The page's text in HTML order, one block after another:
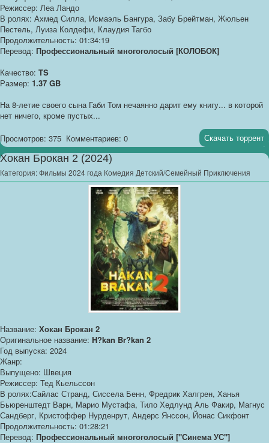
Режиссер: Леа Ландо
В ролях: Ахмед Силла, Исмаэль Бангура, Забу Брейтман, Жюльен
Пестель, Луиза Колдефи, Клаудия Тагбо
Продолжительность: 01:34:19
Перевод: Профессиональный многоголосый [КОЛОБОК]
Качество: TS
Размер: 1.37 GB
На 8-летие своего сына Габи Том нечаянно дарит ему книгу... в которой
нет ничего, кроме пустых...
Просмотров: 375 Комментариев: 0 Скачать торрент
Хокан Брокан 2 (2024)
Категория:Фильмы 2024 года Комедия Детский/Семейный Приключения
Название: Хокан Брокан 2
Оригинальное название: H?kan Br?kan 2
Год выпуска: 2024
Жанр:
Выпущено: Швеция
Режиссер: Тед Кьельссон
В ролях:Сайлас Странд, Сиссела Бенн, Фредрик Халгрен, Ханья
Бьюренштедт Варн, Марио Мустафа, Тило Хедлунд Аль Факир, Магнус
Сандберг, Кристоффер Нурденрут, Андерс Янссон, Йонас Сикфонт
Продолжительность: 01:28:21
Перевод: Профессиональный многоголосый ["Синема УС"]